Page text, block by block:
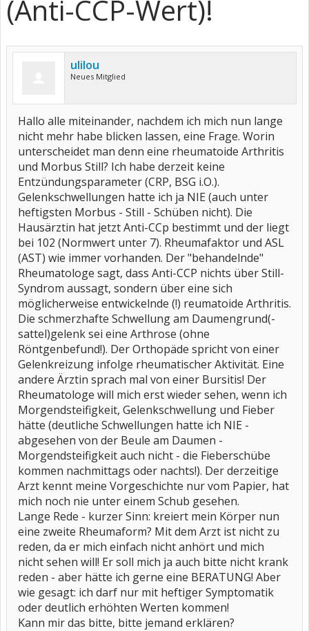
(Anti-CCP-Wert)!
ulilou
Neues Mitglied
Hallo alle miteinander, nachdem ich mich nun lange
nicht mehr habe blicken lassen, eine Frage. Worin
unterscheidet man denn eine rheumatoide Arthritis
und Morbus Still? Ich habe derzeit keine
Entzündungsparameter (CRP, BSG i.O.).
Gelenkschwellungen hatte ich ja NIE (auch unter
heftigsten Morbus - Still - Schüben nicht). Die
Hausärztin hat jetzt Anti-CCp bestimmt und der liegt
bei 102 (Normwert unter 7). Rheumafaktor und ASL
(AST) wie immer vorhanden. Der "behandelnde"
Rheumatologe sagt, dass Anti-CCP nichts über Still-
Syndrom aussagt, sondern über eine sich
möglicherweise entwickelnde (!) reumatoide Arthritis.
Die schmerzhafte Schwellung am Daumengrund(-
sattel)gelenk sei eine Arthrose (ohne
Röntgenbefund!). Der Orthopäde spricht von einer
Gelenkreizung infolge rheumatischer Aktivität. Eine
andere Ärztin sprach mal von einer Bursitis! Der
Rheumatologe will mich erst wieder sehen, wenn ich
Morgendsteifigkeit, Gelenkschwellung und Fieber
hätte (deutliche Schwellungen hatte ich NIE -
abgesehen von der Beule am Daumen -
Morgendsteifigkeit auch nicht - die Fieberschübe
kommen nachmittags oder nachts!). Der derzeitige
Arzt kennt meine Vorgeschichte nur vom Papier, hat
mich noch nie unter einem Schub gesehen.
Lange Rede - kurzer Sinn: kreiert mein Körper nun
eine zweite Rheumaform? Mit dem Arzt ist nicht zu
reden, da er mich einfach nicht anhört und mich
nicht sehen will! Er soll mich ja auch bitte nicht krank
reden - aber hätte ich gerne eine BERATUNG! Aber
wie gesagt: ich darf nur mit heftiger Symptomatik
oder deutlich erhöhten Werten kommen!
Kann mir das bitte, bitte jemand erklären?